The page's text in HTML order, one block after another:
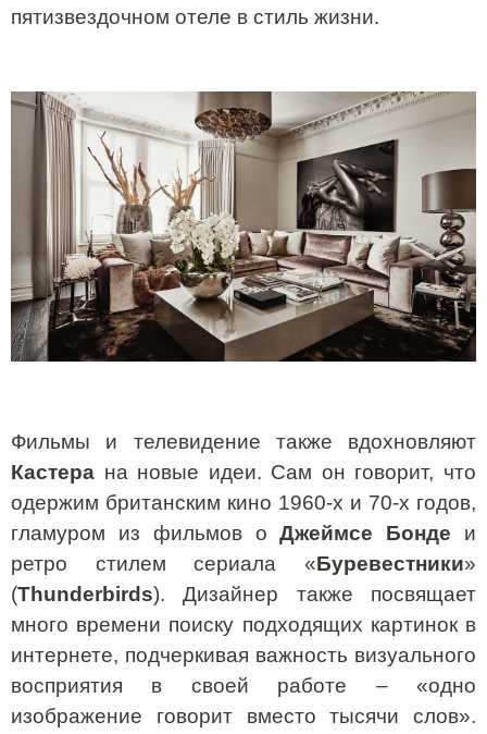
пятизвездочном отеле в стиль жизни.
Фильмы и телевидение также вдохновляют
Кастера на новые идеи. Сам он говорит, что
одержим британским кино 1960-х и 70-х годов,
гламуром из фильмов оДжеймсе Бонде и
ретро стилем сериала «Буревестники»
(Thunderbirds). Дизайнер также посвящает
много времени поиску подходящих картинок в
интернете, подчеркивая важность визуального
восприятия в своей работе – «одно
изображение говорит вместо тысячи слов».